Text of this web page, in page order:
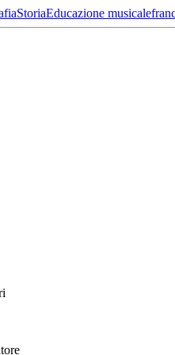
StoriaEducazione musicale